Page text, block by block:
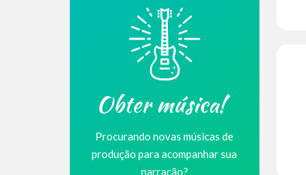
Obter música!
Procurando novas músicas de
produção para acompanhar sua
narração?